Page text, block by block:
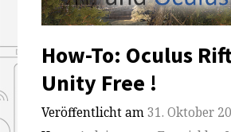
How-To: Oculus
Unity Free !
Veröffentlicht am31. Oktober